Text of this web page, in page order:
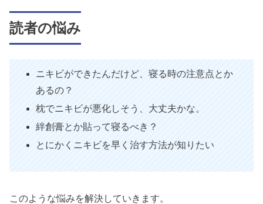
読者の悩み
ニキビができたんだけど、寝る時の注意点とか
あるの？
枕でニキビが悪化しそう、大丈夫かな。
絆創膏とか貼って寝るべき？
とにかくニキビを早く治す方法が知りたい
このような悩みを解決していきます。